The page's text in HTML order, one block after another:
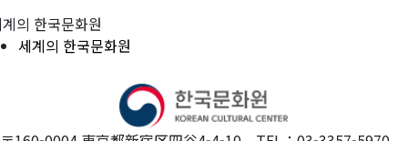
의 한국문화원
세계의 한국문화원